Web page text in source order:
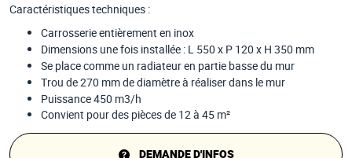
Caractéristiques techniques :
Carrosserie entièrement en inox
Dimensions une fois installée : L 550 x P 120 x H 350 mm
Se place comme un radiateur en partie basse du mur
Trou de 270 mm de diamètre à réaliser dans le mur
Puissance 450 m3/h
Convient pour des pièces de 12 à 45 m²
DEMANDE D'INFOS